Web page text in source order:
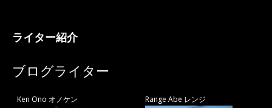
ライター紹介
ブログライター
Ken Ono オノケン Range Abe レンジ